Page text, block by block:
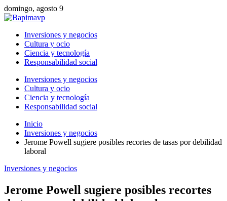
domingo, agosto 9
Inversiones y negocios
Cultura y ocio
Ciencia y tecnología
Responsabilidad social
Inversiones y negocios
Cultura y ocio
Ciencia y tecnología
Responsabilidad social
Inicio
Inversiones y negocios
Jerome Powell sugiere posibles recortes de tasas por debilidad
laboral
Inversiones y negocios
Jerome Powell sugiere posibles recortes